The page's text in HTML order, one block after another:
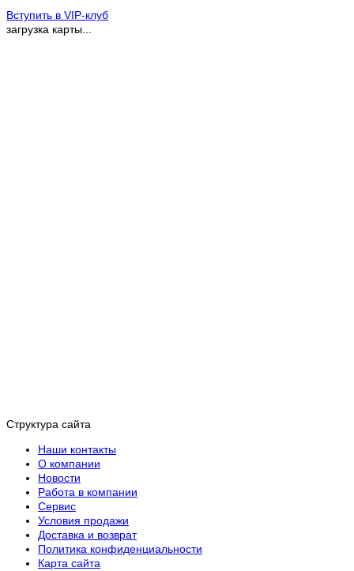
Вступить в VIP-клуб
загрузка карты...
Структура сайта
Наши контакты
О компании
Новости
Работа в компании
Сервис
Условия продажи
Доставка и возврат
Политика конфиденциальности
Карта сайта